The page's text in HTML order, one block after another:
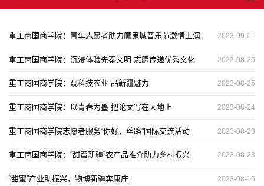
重工商国商学院：青年志愿者助力魔鬼城音乐节激情上演 2023-09-01
重工商国商学院：沉浸体验先秦文明 志愿传递优秀文化 2023-08-25
重工商国商学院：观科技农业 品新疆魅力 2023-08-25
重工商国商学院：以青春为墨 把论文写在大地上 2023-08-24
重工商国商学院志愿者服务“你好，丝路”国际交流活动 2023-08-23
重工商国商学院：“甜蜜新疆”农产品推介助力乡村振兴 2023-08-23
“甜蜜”产业助振兴，物博新疆奔康庄 2023-08-15